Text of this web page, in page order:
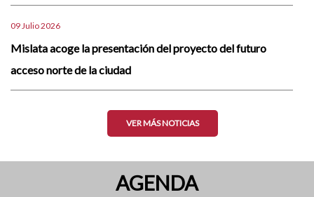
09 Julio 2026
Mislata acoge la presentación del proyecto del futuro
acceso norte de la ciudad
VER MÁS NOTICIAS
AGENDA